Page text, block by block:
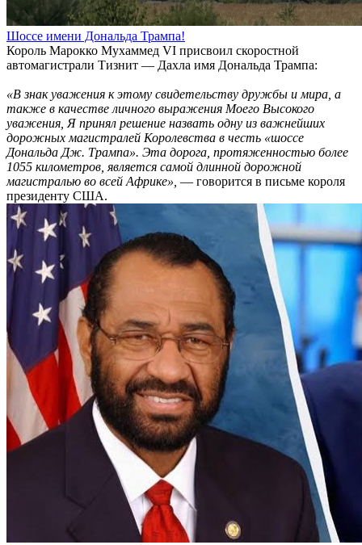
Шоссе имени Дональда Трампа!
Король Марокко Мухаммед VI присвоил скоростной
автомагистрали Тизнит — Дахла имя Дональда Трампа:
«В знак уважения к этому свидетельству дружбы и мира, а
также в качестве личного выражения Моего Высокого
уважения, Я принял решение назвать одну из важнейших
дорожных магистралей Королевства в честь «шоссе
Дональда Дж. Трампа». Эта дорога, протяженностью более
1055 километров, является самой длинной дорожной
магистралью во всей Африке», — говорится в письме короля
президенту США.